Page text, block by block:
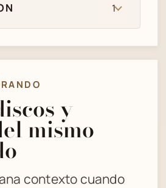
1
y
mismo
contexto cuando